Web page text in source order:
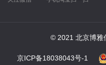
© 2021 北京博雅
京ICP备18038043号-1